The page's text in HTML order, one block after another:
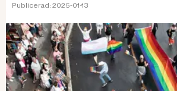
Publicerad: 2025-01-13